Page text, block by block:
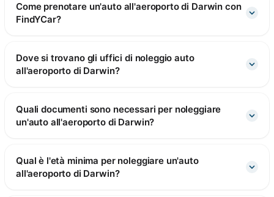
Come prenotare un'auto all'aeroporto di Darwin con
FindYCar?
Dove si trovano gli uffici di noleggio auto
all'aeroporto di Darwin?
Quali documenti sono necessari per noleggiare
un'auto all'aeroporto di Darwin?
Qual è l'età minima per noleggiare un'auto
all'aeroporto di Darwin?